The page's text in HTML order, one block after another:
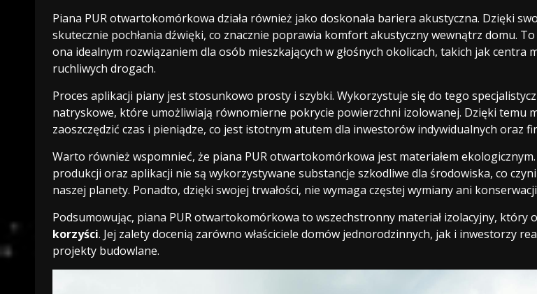
Piana PUR otwartokomórkowa działa również jako doskonała bariera akustyczna. Dzięki
skutecznie pochłania dźwięki, co znacznie poprawia komfort akustyczny wewnątrz domu.
ona idealnym rozwiązaniem dla osób mieszkających w głośnych okolicach, takich jak centra
ruchliwych drogach.
Proces aplikacji piany jest stosunkowo prosty i szybki. Wykorzystuje się do tego
natryskowe, które umożliwiają równomierne pokrycie powierzchni izolowanej. Dzięki temu
zaoszczędzić czas i pieniądze, co jest istotnym atutem dla inwestorów indywidualnych oraz
Warto również wspomnieć, że piana PUR otwartokomórkowa jest materiałem
produkcji oraz aplikacji nie są wykorzystywane substancje szkodliwe dla środowiska, co
naszej planety. Ponadto, dzięki swojej trwałości, nie wymaga częstej wymiany ani
Podsumowując, piana PUR otwartokomórkowa to wszechstronny materiał izolacyjny, który
korzyści. Jej zalety docenią zarówno właściciele domów jednorodzinnych, jak i inwestorzy
projekty budowlane.